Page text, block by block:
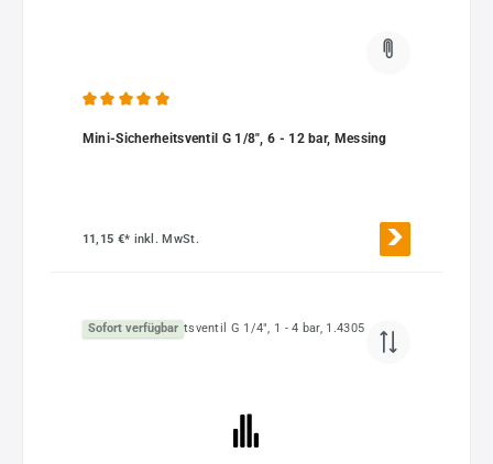
Mini-Sicherheitsventil G 1/8", 6 - 12 bar, Messing
11,15 €* inkl. MwSt.
Sofort verfügbar